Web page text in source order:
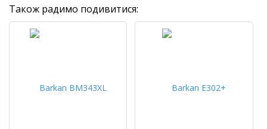
Також радимо подивитися: